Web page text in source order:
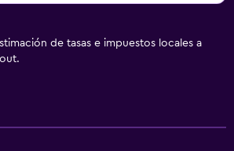
de tasas e impuestos locales a